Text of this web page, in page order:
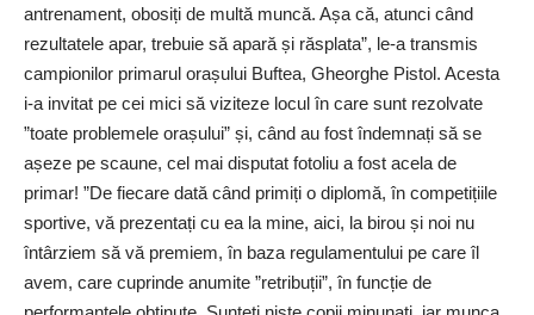
antrenament, obosiți de multă muncă. Așa că, atunci când
rezultatele apar, trebuie să apară și răsplata”, le-a transmis
campionilor primarul orașului Buftea, Gheorghe Pistol. Acesta
i-a invitat pe cei mici să viziteze locul în care sunt rezolvate
”toate problemele orașului” și, când au fost îndemnați să se
așeze pe scaune, cel mai disputat fotoliu a fost acela de
primar! ”De fiecare dată când primiți o diplomă, în competițiile
sportive, vă prezentați cu ea la mine, aici, la birou și noi nu
întârziem să vă premiem, în baza regulamentului pe care îl
avem, care cuprinde anumite ”retribuții”, în funcție de